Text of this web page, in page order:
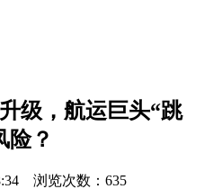
级，航运巨头“跳
险？
浏览次数： 635